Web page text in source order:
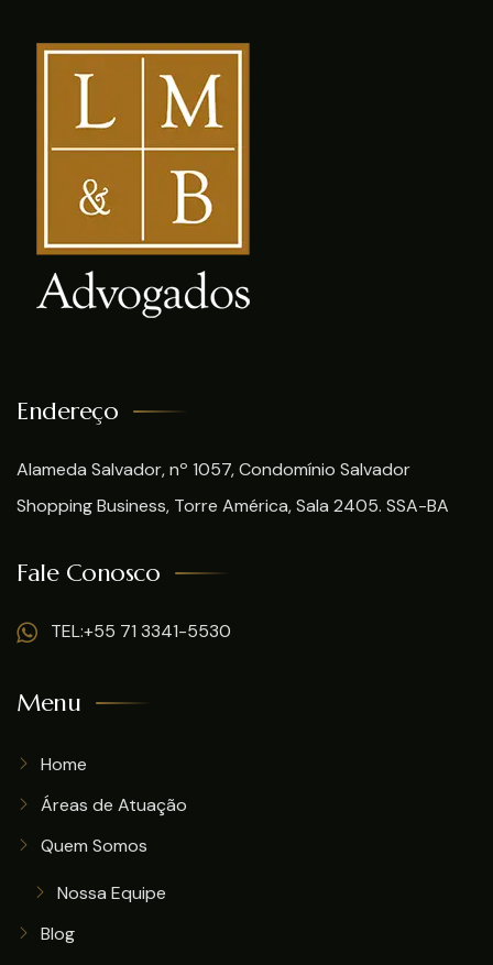
Endereço
Alameda Salvador, nº 1057, Condomínio Salvador
Shopping Business, Torre América, Sala 2405. SSA-BA
Fale Conosco
TEL:+55 71 3341-5530
Menu
Home
Áreas de Atuação
Quem Somos
Nossa Equipe
Blog